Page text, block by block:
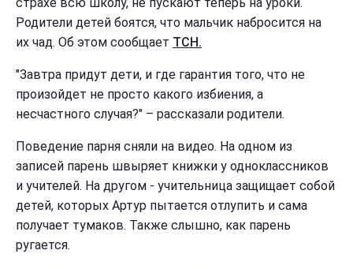
страхе всю школу, не пускают теперь на уроки.
Родители детей боятся, что мальчик набросится на
их чад. Об этом сообщает ТСН.
"Завтра придут дети, и где гарантия того, что не
произойдет не просто какого избиения, а
несчастного случая?" – рассказали родители.
Поведение парня сняли на видео. На одном из
записей парень швыряет книжки у одноклассников
и учителей. На другом - учительница защищает собой
детей, которых Артур пытается отлупить и сама
получает тумаков. Также слышно, как парень
ругается.